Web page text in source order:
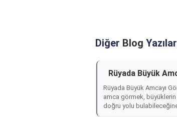
Diğer Blog
Rüyada Büyük
Rüyada Büyük Amcayı
amca görmek,
doğru yolu